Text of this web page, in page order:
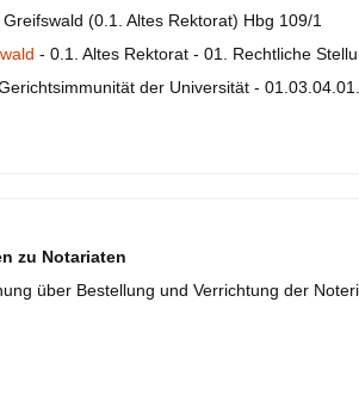
(0.1. Altes Rektorat) Hbg 109/1
- 0.1. Altes Rektorat - 01. Rechtliche
der Universität -
zu Notariaten
über Bestellung und Verrichtung der